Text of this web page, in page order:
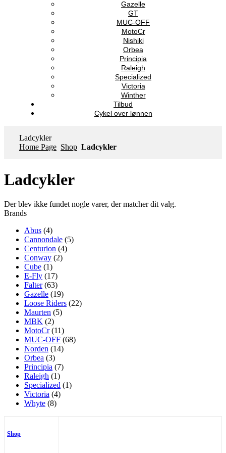
Gazelle
GT
MUC-OFF
MotoCr
Nishiki
Orbea
Principia
Raleigh
Specialized
Victoria
Winther
Tilbud
Cykel over lønnen
Ladcykler
Home Page Shop Ladcykler
Ladcykler
Der blev ikke fundet nogle varer, der matcher dit valg.
Brands
Abus (4)
Cannondale (5)
Centurion (4)
Conway (2)
Cube (1)
E-Fly (17)
Falter (63)
Gazelle (19)
Loose Riders (22)
Maurten (5)
MBK (2)
MotoCr (11)
MUC-OFF (68)
Norden (14)
Orbea (3)
Principia (7)
Raleigh (1)
Specialized (1)
Victoria (4)
Whyte (8)
Shop